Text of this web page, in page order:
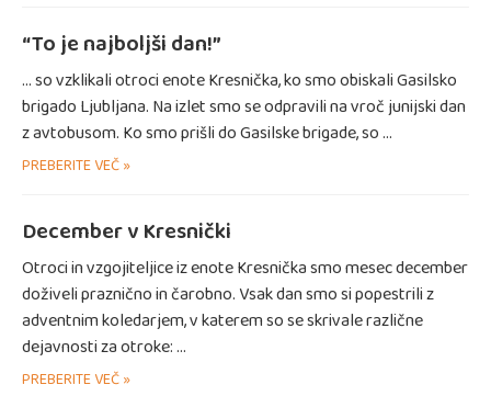
“To je najboljši dan!”
… so vzklikali otroci enote Kresnička, ko smo obiskali Gasilsko
brigado Ljubljana. Na izlet smo se odpravili na vroč junijski dan
z avtobusom. Ko smo prišli do Gasilske brigade, so …
PREBERITE VEČ »
December v Kresnički
Otroci in vzgojiteljice iz enote Kresnička smo mesec december
doživeli praznično in čarobno. Vsak dan smo si popestrili z
adventnim koledarjem, v katerem so se skrivale različne
dejavnosti za otroke: …
PREBERITE VEČ »